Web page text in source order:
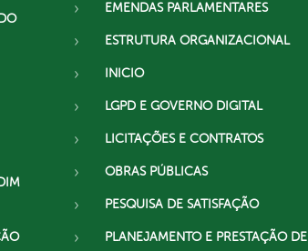
EMENDAS PARLAMENTARES
ESTRUTURA ORGANIZACIONAL
INICIO
LGPD E GOVERNO DIGITAL
LICITAÇÕES E CONTRATOS
OBRAS PÚBLICAS
PESQUISA DE SATISFAÇÃO
PLANEJAMENTO E PRESTAÇÃO DE